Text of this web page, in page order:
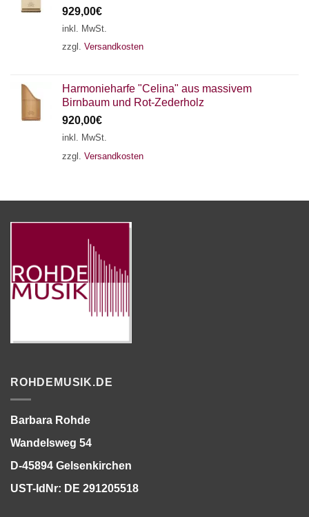
929,00€
inkl. MwSt.
zzgl. Versandkosten
Harmonieharfe "Celina" aus massivem
Birnbaum und Rot-Zederholz
920,00€
inkl. MwSt.
zzgl. Versandkosten
ROHDEMUSIK.DE
Barbara Rohde
Wandelsweg 54
D-45894 Gelsenkirchen
UST-IdNr: DE 291205518